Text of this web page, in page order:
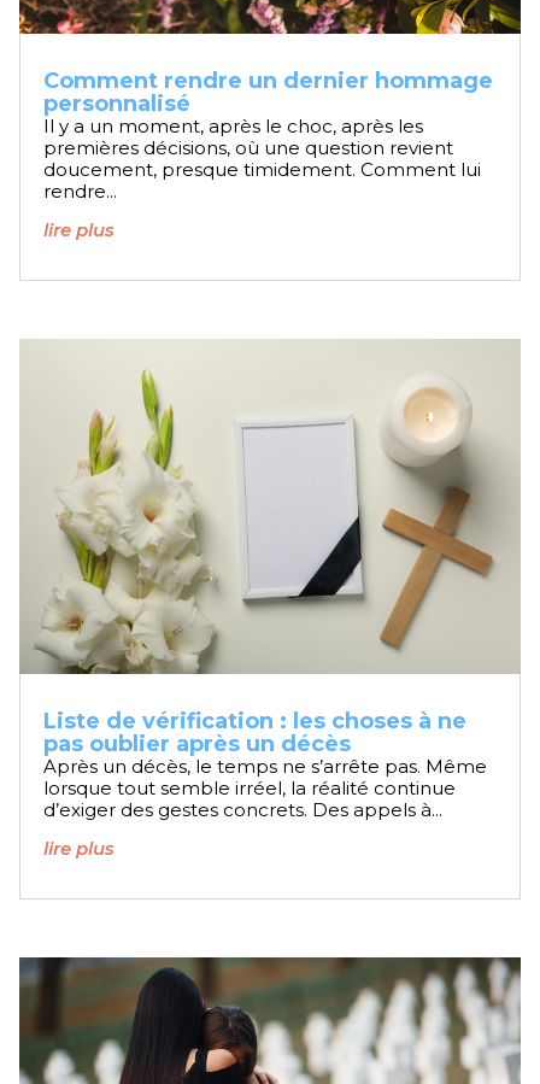
Comment rendre un dernier hommage
personnalisé
Il y a un moment, après le choc, après les
premières décisions, où une question revient
doucement, presque timidement. Comment lui
rendre...
lire plus
Liste de vérification : les choses à ne
pas oublier après un décès
Après un décès, le temps ne s’arrête pas. Même
lorsque tout semble irréel, la réalité continue
d’exiger des gestes concrets. Des appels à...
lire plus